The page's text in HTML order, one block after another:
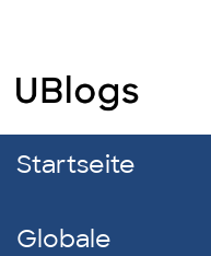
Startseite
Globale